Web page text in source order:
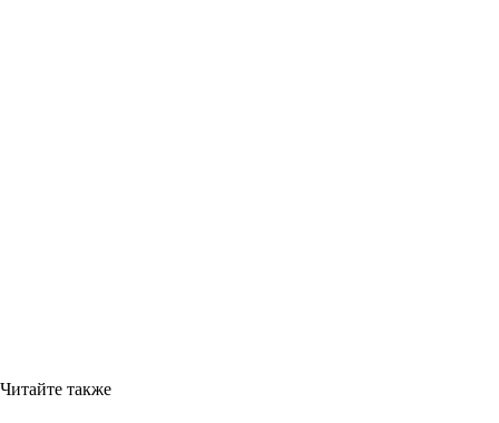
Читайте также